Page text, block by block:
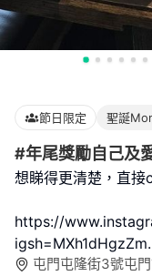
節日限定 聖誕
#年尾獎勵自己及
想睇得更清楚，直
https://
igsh=MXh1dHgzZm
屯門屯隆街3號屯